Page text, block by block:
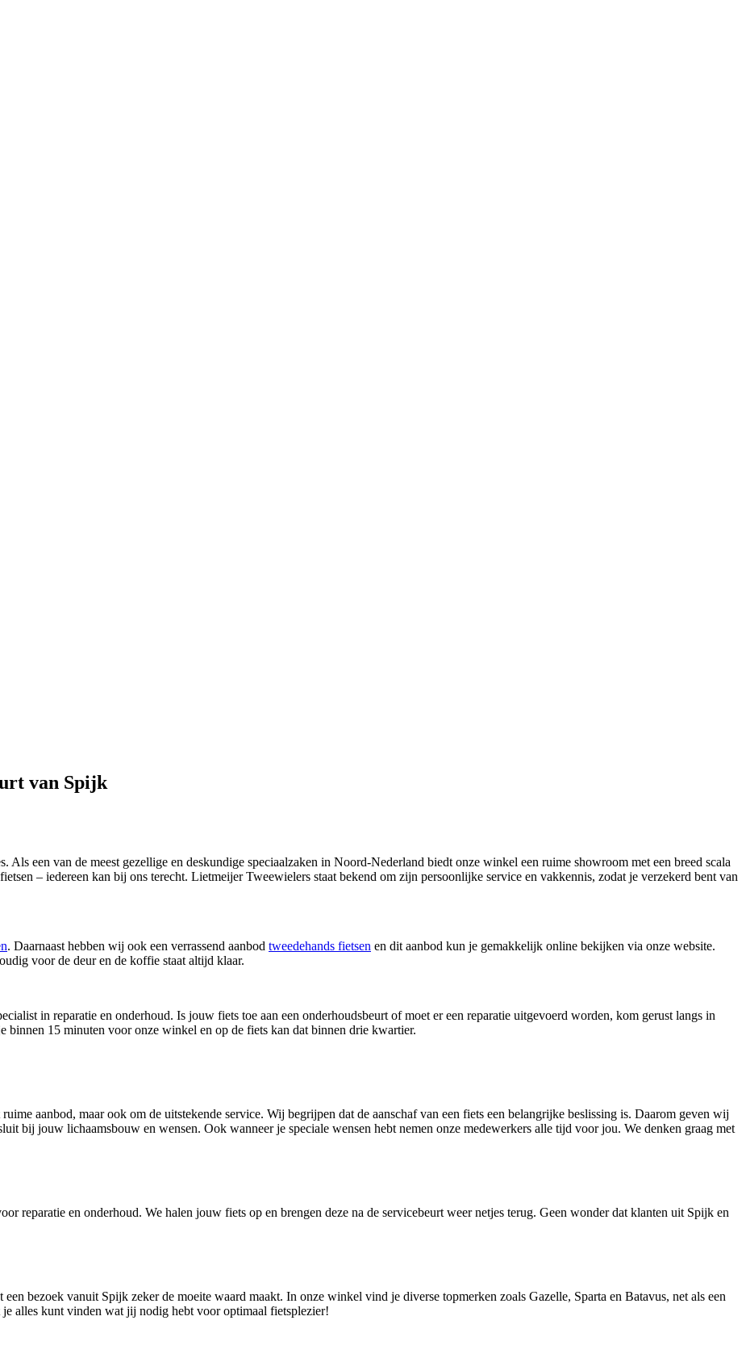
van Spijk
een van de meest gezellige en deskundige speciaalzaken in Noord-Nederland biedt onze winkel een ruime showroom met een breed scala
– iedereen kan bij ons terecht. Lietmeijer Tweewielers staat bekend om zijn persoonlijke service en vakkennis, zodat je verzekerd bent van
. Daarnaast hebben wij ook een verrassend aanbod tweedehands fietsen en dit aanbod kun je gemakkelijk online bekijken via onze website.
voor de deur en de koffie staat altijd klaar.
in reparatie en onderhoud. Is jouw fiets toe aan een onderhoudsbeurt of moet er een reparatie uitgevoerd worden, kom gerust langs in
15 minuten voor onze winkel en op de fiets kan dat binnen drie kwartier.
aanbod, maar ook om de uitstekende service. Wij begrijpen dat de aanschaf van een fiets een belangrijke beslissing is. Daarom geven wij
bij jouw lichaamsbouw en wensen. Ook wanneer je speciale wensen hebt nemen onze medewerkers alle tijd voor jou. We denken graag met
reparatie en onderhoud. We halen jouw fiets op en brengen deze na de servicebeurt weer netjes terug. Geen wonder dat klanten uit Spijk en
bezoek vanuit Spijk zeker de moeite waard maakt. In onze winkel vind je diverse topmerken zoals Gazelle, Sparta en Batavus, net als een
alles kunt vinden wat jij nodig hebt voor optimaal fietsplezier!